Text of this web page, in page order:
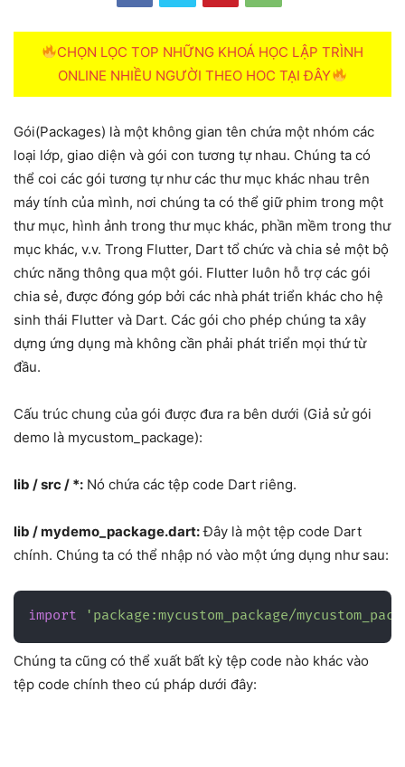
CHỌN LỌC TOP NHỮNG KHOÁ HỌC LẬP TRÌNH
ONLINE NHIỀU NGƯỜI THEO HOC TẠI ĐÂY
Gói(Packages) là một không gian tên chứa một nhóm các
loại lớp, giao diện và gói con tương tự nhau. Chúng ta có
thể coi các gói tương tự như các thư mục khác nhau trên
máy tính của mình, nơi chúng ta có thể giữ phim trong một
thư mục, hình ảnh trong thư mục khác, phần mềm trong thư
mục khác, v.v. Trong Flutter, Dart tổ chức và chia sẻ một bộ
chức năng thông qua một gói. Flutter luôn hỗ trợ các gói
chia sẻ, được đóng góp bởi các nhà phát triển khác cho hệ
sinh thái Flutter và Dart. Các gói cho phép chúng ta xây
dựng ứng dụng mà không cần phải phát triển mọi thứ từ
đầu.
Cấu trúc chung của gói được đưa ra bên dưới (Giả sử gói
demo là mycustom_package):
lib / src / *: Nó chứa các tệp code Dart riêng.
lib / mydemo_package.dart:Đây là một tệp code Dart
chính. Chúng ta có thể nhập nó vào một ứng dụng như sau:
import 'package:mycustom_package/
Chúng ta cũng có thể xuất bất kỳ tệp code nào khác vào
tệp code chính theo cú pháp dưới đây: